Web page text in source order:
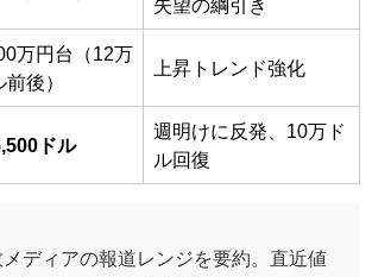
失望の綱引き
万円台（12万
前後）
上昇トレンド強化
ドル
週明けに反発、10万ド
ル回復
ディアの報道レンジを要約。直近値